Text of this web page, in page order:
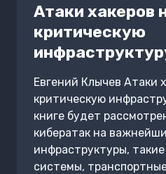
Атаки хакеров
критическую
Евгений Клычев Атаки
критическую
книге будет
кибератак на
инфраструктуры,
системы,